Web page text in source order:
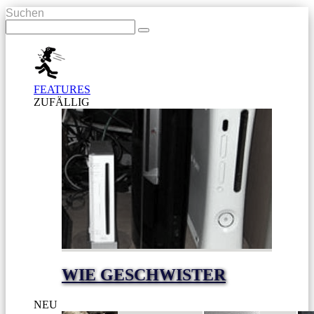
Suchen
FEATURES
ZUFÄLLIG
WIE GESCHWISTER
NEU